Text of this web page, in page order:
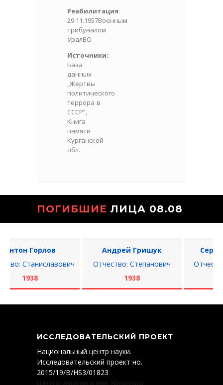
Реабилитация:
29.11.1957Военным
трибуналом
УралВО
Источники:
База
данных
„Жертвы
политического
террора в
СССР”,
Книга
памяти
Курганской
обл.
ПОГИБШИЕ ЛИЦА 08.08
Горлов
Станиславович
1938
Андрей Гришук
Отчество: Степанович
1938
Сергей
Отчество:
ИССЛЕДОВАТЕЛЬСКИЙ ПРОЕКТ
Национальный центр науки.
Исследовательский проект нo.
2015/19/B/HS3/01823